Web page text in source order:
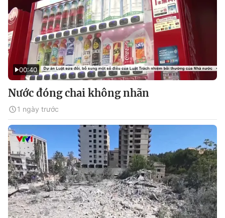
00:40
Nước đóng chai không nhãn
1 ngày trước